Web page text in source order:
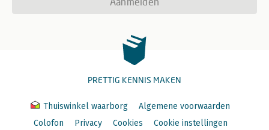
PRETTIG KENNIS MAKEN
Thuiswinkel waarborg
Algemene voorwaarden
Colofon
Privacy Cookies
Cookie instellingen